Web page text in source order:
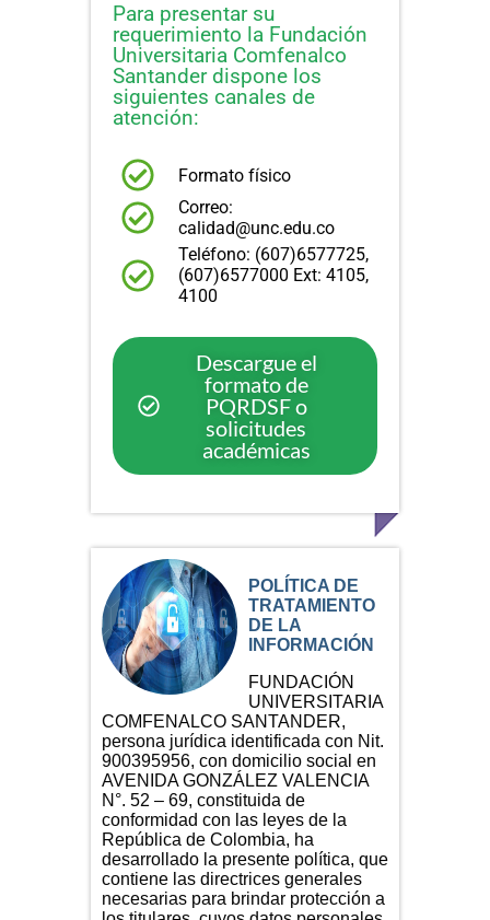
Para presentar su
requerimiento la Fundación
Universitaria Comfenalco
Santander dispone los
siguientes canales de
atención:
Formato físico
Correo:
calidad@unc.edu.co
Teléfono: (607)6577725,
(607)6577000 Ext: 4105,
4100
Descargue el
formato de
PQRDSF o
solicitudes
académicas
POLÍTICA DE
TRATAMIENTO
DE LA
INFORMACIÓN
FUNDACIÓN
UNIVERSITARIA
COMFENALCO SANTANDER,
persona jurídica identificada con Nit.
900395956, con domicilio social en
AVENIDA GONZÁLEZ VALENCIA
N°. 52 – 69, constituida de
conformidad con las leyes de la
República de Colombia, ha
desarrollado la presente política, que
contiene las directrices generales
necesarias para brindar protección a